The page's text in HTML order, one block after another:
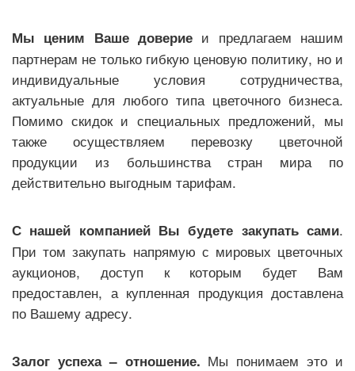
Мы ценим Ваше доверие и предлагаем нашим
партнерам не только гибкую ценовую политику, но и
индивидуальные условия сотрудничества,
актуальные для любого типа цветочного бизнеса.
Помимо скидок и специальных предложений, мы
также осуществляем перевозку цветочной
продукции из большинства стран мира по
действительно выгодным тарифам.
С нашей компанией Вы будете закупать сами.
При том закупать напрямую с мировых цветочных
аукционов, доступ к которым будет Вам
предоставлен, а купленная продукция доставлена
по Вашему адресу.
Залог успеха – отношение. Мы понимаем это и